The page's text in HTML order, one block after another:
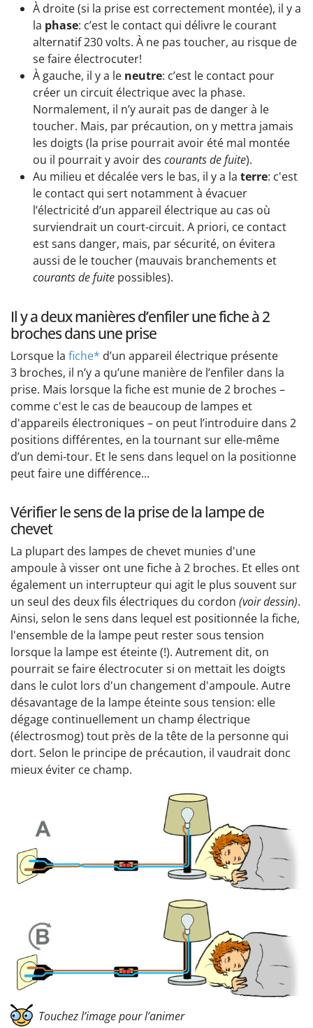
À droite (si la prise est correctement montée), il y a
la phase: c’est le contact qui délivre le courant
alternatif 230 volts. À ne pas toucher, au risque de
se faire électrocuter!
À gauche, il y a le neutre: c’est le contact pour
créer un circuit électrique avec la phase.
Normalement, il n’y aurait pas de danger à le
toucher. Mais, par précaution, on y mettra jamais
les doigts (la prise pourrait avoir été mal montée
ou il pourrait y avoir des courants de fuite).
Au milieu et décalée vers le bas, il y a la terre: c'est
le contact qui sert notamment à évacuer
l’électricité d’un appareil électrique au cas où
surviendrait un court-circuit. A priori, ce contact
est sans danger, mais, par sécurité, on évitera
aussi de le toucher (mauvais branchements et
courants de fuite possibles).
Il y a deux manières d’enfiler une fiche à 2
broches dans une prise
Lorsque la fiche* d’un appareil électrique présente
3 broches, il n’y a qu’une manière de l’enfiler dans la
prise. Mais lorsque la fiche est munie de 2 broches –
comme c'est le cas de beaucoup de lampes et
d'appareils électroniques – on peut l’introduire dans 2
positions différentes, en la tournant sur elle-même
d’un demi-tour. Et le sens dans lequel on la positionne
peut faire une différence...
Vérifier le sens de la prise de la lampe de
chevet
La plupart des lampes de chevet munies d'une
ampoule à visser ont une fiche à 2 broches. Et elles ont
également un interrupteur qui agit le plus souvent sur
un seul des deux fils électriques du cordon (voir dessin).
Ainsi, selon le sens dans lequel est positionnée la fiche,
l'ensemble de la lampe peut rester sous tension
lorsque la lampe est éteinte (!). Autrement dit, on
pourrait se faire électrocuter si on mettait les doigts
dans le culot lors d'un changement d'ampoule. Autre
désavantage de la lampe éteinte sous tension: elle
dégage continuellement un champ électrique
(électrosmog) tout près de la tête de la personne qui
dort. Selon le principe de précaution, il vaudrait donc
mieux éviter ce champ.
Touchez l’image pour l’animer